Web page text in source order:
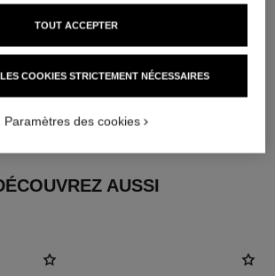
AUSSI
COOKIES STRICTEMENT NÉCESSAIRES
TOUT ACCEPTER
Paramètres des cookies